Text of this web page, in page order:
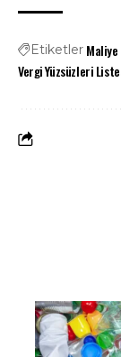
Etiketler Maliye
Vergi Yüzsüzleri